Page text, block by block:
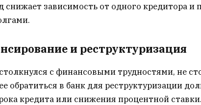
снижает зависимость от одного кредитора и
и реструктуризация
с финансовыми трудностями, не
обратиться в банк для реструктуризации
кредита или снижения процентной